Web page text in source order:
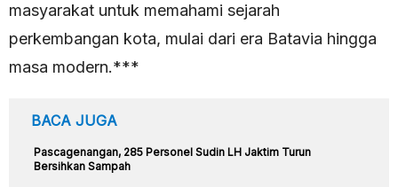
masyarakat untuk memahami sejarah
perkembangan kota, mulai dari era Batavia hingga
masa modern.***
BACA JUGA
Pascagenangan, 285 Personel Sudin LH Jaktim Turun
Bersihkan Sampah